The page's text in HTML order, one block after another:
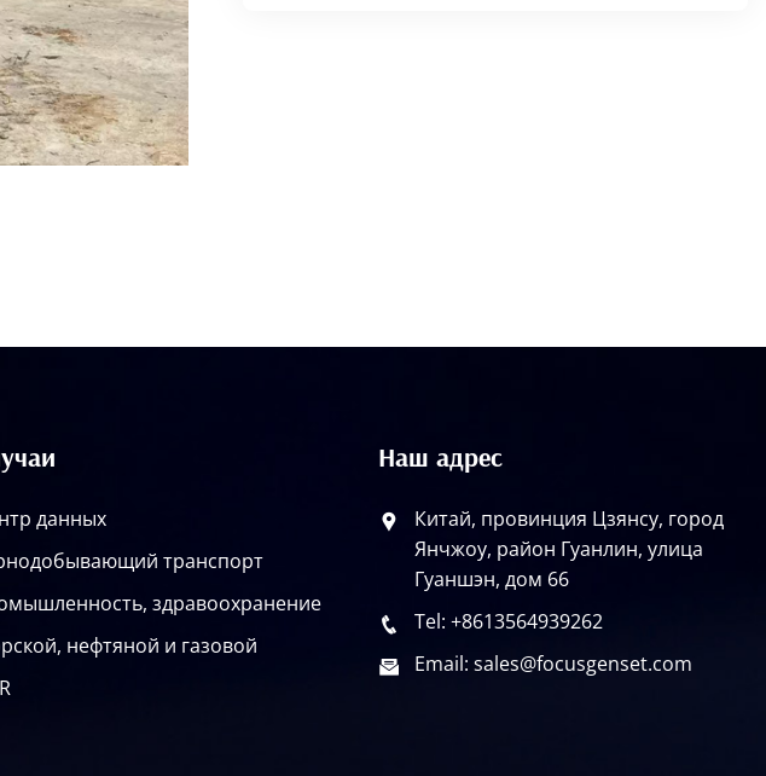
данных
транспорт
здравоохранение
нефтяной и газовой
Наш адрес
Китай, провинция Цзянсу, город
Янчжоу, район Гуанлин, улица
Гуаншэн, дом 66
Tel: +8613564939262
Email: sales@focusgenset.com